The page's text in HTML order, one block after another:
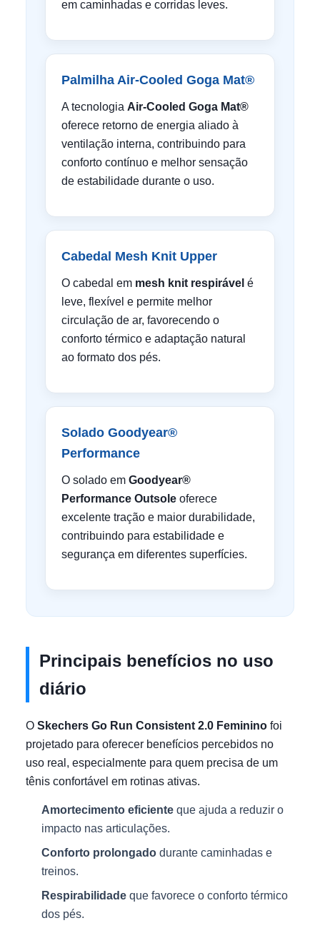
em caminhadas e corridas leves.
Palmilha Air-Cooled Goga Mat®
A tecnologia Air-Cooled Goga Mat®
oferece retorno de energia aliado à
ventilação interna, contribuindo para
conforto contínuo e melhor sensação
de estabilidade durante o uso.
Cabedal Mesh Knit Upper
O cabedal em mesh knit respirável é
leve, flexível e permite melhor
circulação de ar, favorecendo o
conforto térmico e adaptação natural
ao formato dos pés.
Solado Goodyear®
Performance
O solado em Goodyear®
Performance Outsole oferece
excelente tração e maior durabilidade,
contribuindo para estabilidade e
segurança em diferentes superfícies.
Principais benefícios no uso
diário
O Skechers Go Run Consistent 2.0 Feminino foi
projetado para oferecer benefícios percebidos no
uso real, especialmente para quem precisa de um
tênis confortável em rotinas ativas.
Amortecimento eficiente que ajuda a reduzir o
impacto nas articulações.
Conforto prolongado durante caminhadas e
treinos.
Respirabilidade que favorece o conforto térmico
dos pés.